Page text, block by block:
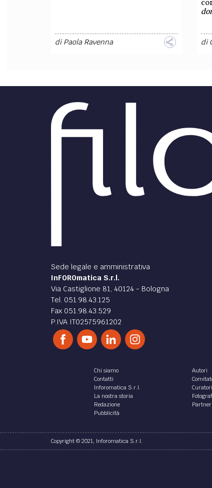
diPaola Ravenna di
vuoi ottenere protezione
delle informazioni riservate
devi provare (anche con
documenti) l’approntamento
delle misure di segretazione
pronunciato in merito ad una
controversia riguardante il
delicato tema della tutela delle...
di Parma: nel trasferimento
d’azienda il patto di non
concorrenza con i soci della
cedente deve essere
espressamente convenuto
Chi aliena l’azienda deve astenersi,
per il periodo di cinque anni dal
trasferimento, dall’iniziare una
nuova impresa che per l’oggetto,
l’ubicazione o altre...
Carolina Sartoni